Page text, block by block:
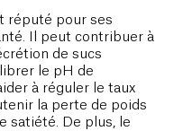
réputé pour ses
Il peut contribuer à
de sucs
le pH de
à réguler le taux
la perte de poids
satiété. De plus, le